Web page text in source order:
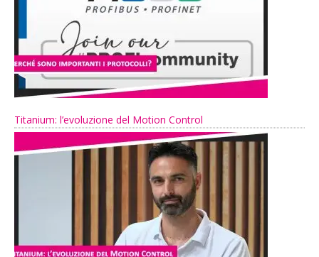
Titanium: l’evoluzione del Motion Control